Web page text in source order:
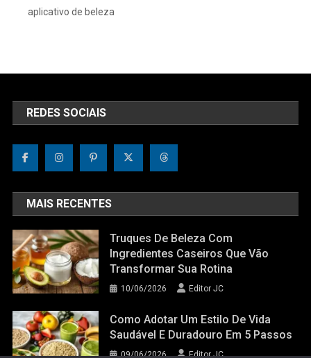
aplicativo de beleza
REDES SOCIAIS
MAIS RECENTES
Truques De Beleza Com
Ingredientes Caseiros Que Vão
Transformar Sua Rotina
10/06/2026 Editor JC
Como Adotar Um Estilo De Vida
Saudável E Duradouro Em 5 Passos
09/06/2026 Editor JC